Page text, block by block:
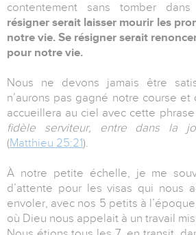
contentement sans tomber
résigner serait laisser mourir les
notre vie. Se résigner serait
pour notre vie.
Nous ne devons jamais être
n’aurons pas gagné notre course
accueillera au ciel avec cette phrase
fidèle serviteur, entre dans la
(Matthieu 25:21).
À notre petite échelle, je me
d’attente pour les visas qui nous
envoler, avec nos 5 petits à
où Dieu nous appelait à un travail